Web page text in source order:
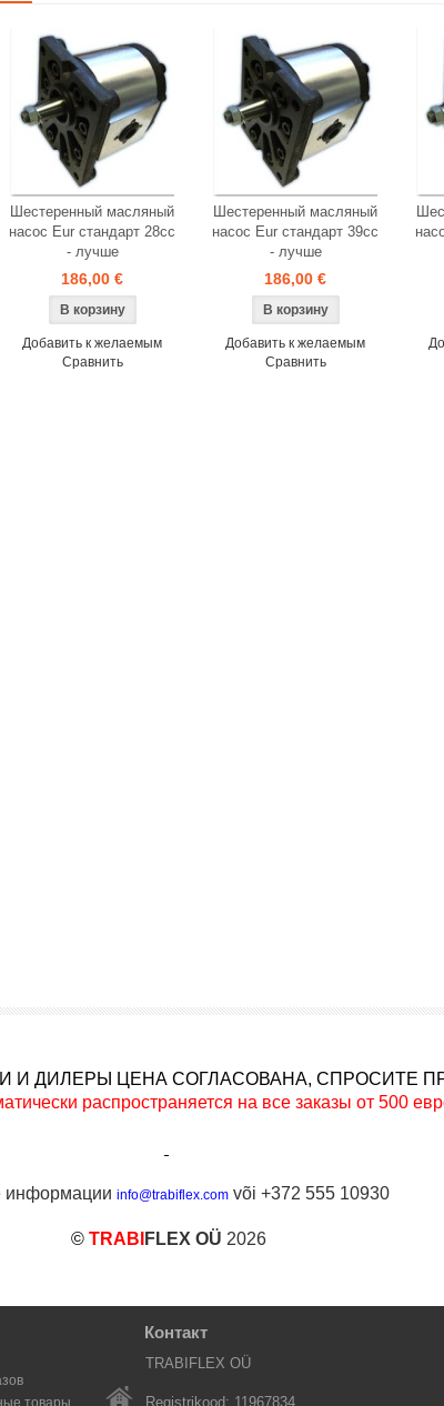
Шестеренный масляный
насос Eur стандарт 28cc
- лучше
186,00 €
Добавить к желаемым
Сравнить
Шестеренный масляный
насос Eur стандарт 39cc
- лучше
186,00 €
Добавить к желаемым
Сравнить
И ДИЛЕРЫ ЦЕНА СОГЛАСОВАНА, СПРОСИТЕ
распространяется на все заказы от 500
информации info@trabiflex.com või +372 555 10930
© TRABI FLEX OÜ 2026
товары
Контакт
TRABIFLEX OÜ
Registrikood: 11967834